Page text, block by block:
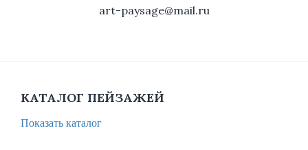
art-paysage@mail.ru
КАТАЛОГ ПЕЙЗАЖЕЙ
Показать каталог